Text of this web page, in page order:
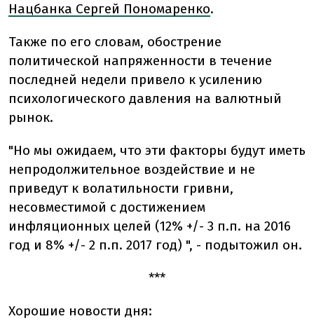
Нацбанка Сергей Пономаренко.
Также по его словам, обострение
политической напряженности в течение
последней недели привело к усилению
психологического давления на валютный
рынок.
"Но мы ожидаем, что эти факторы будут иметь
непродолжительное воздействие и не
приведут к волатильности гривни,
несовместимой с достижением
инфляционных целей (12% +/- 3 п.п. на 2016
год и 8% +/- 2 п.п. 2017 год) ", - подытожил он.
***
Хорошие новости дня: